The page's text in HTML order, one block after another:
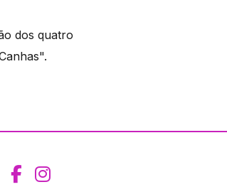
dos quatro
Aceder ao Facebook da
Aceder ao Instagram